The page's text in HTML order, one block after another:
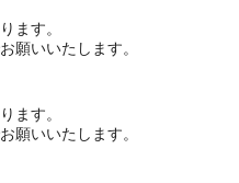
ます。
お願いいたします。
ます。
お願いいたします。